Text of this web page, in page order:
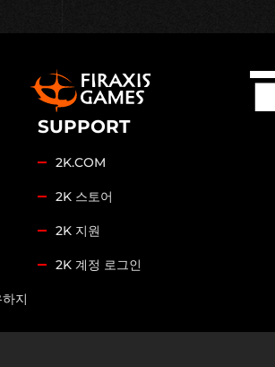
지
SUPPORT
2K.COM
2K 스토어
2K 지원
2K 계정 로그인